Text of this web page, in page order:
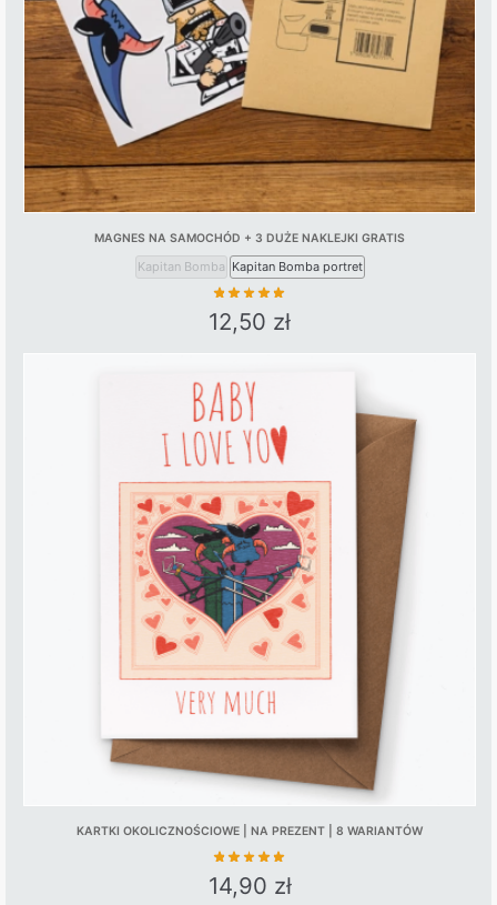
MAGNES NA SAMOCHÓD + 3 DUŻE NAKLEJKI GRATIS
Kapitan Bomba Kapitan Bomba portret
12,50 zł
This
product
has
multiple
variants.
The
options
may
be
chosen
on
the
product
page
KARTKI OKOLICZNOŚCIOWE | NA PREZENT | 8 WARIANTÓW
14,90 zł